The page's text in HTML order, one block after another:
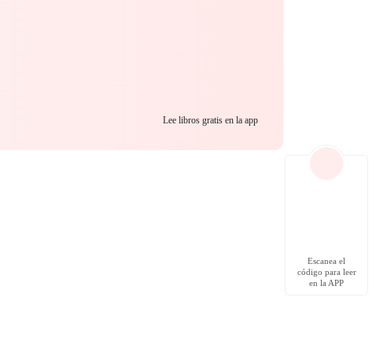
Lee libros gratis en la app
Escanea el
código para leer
en la APP